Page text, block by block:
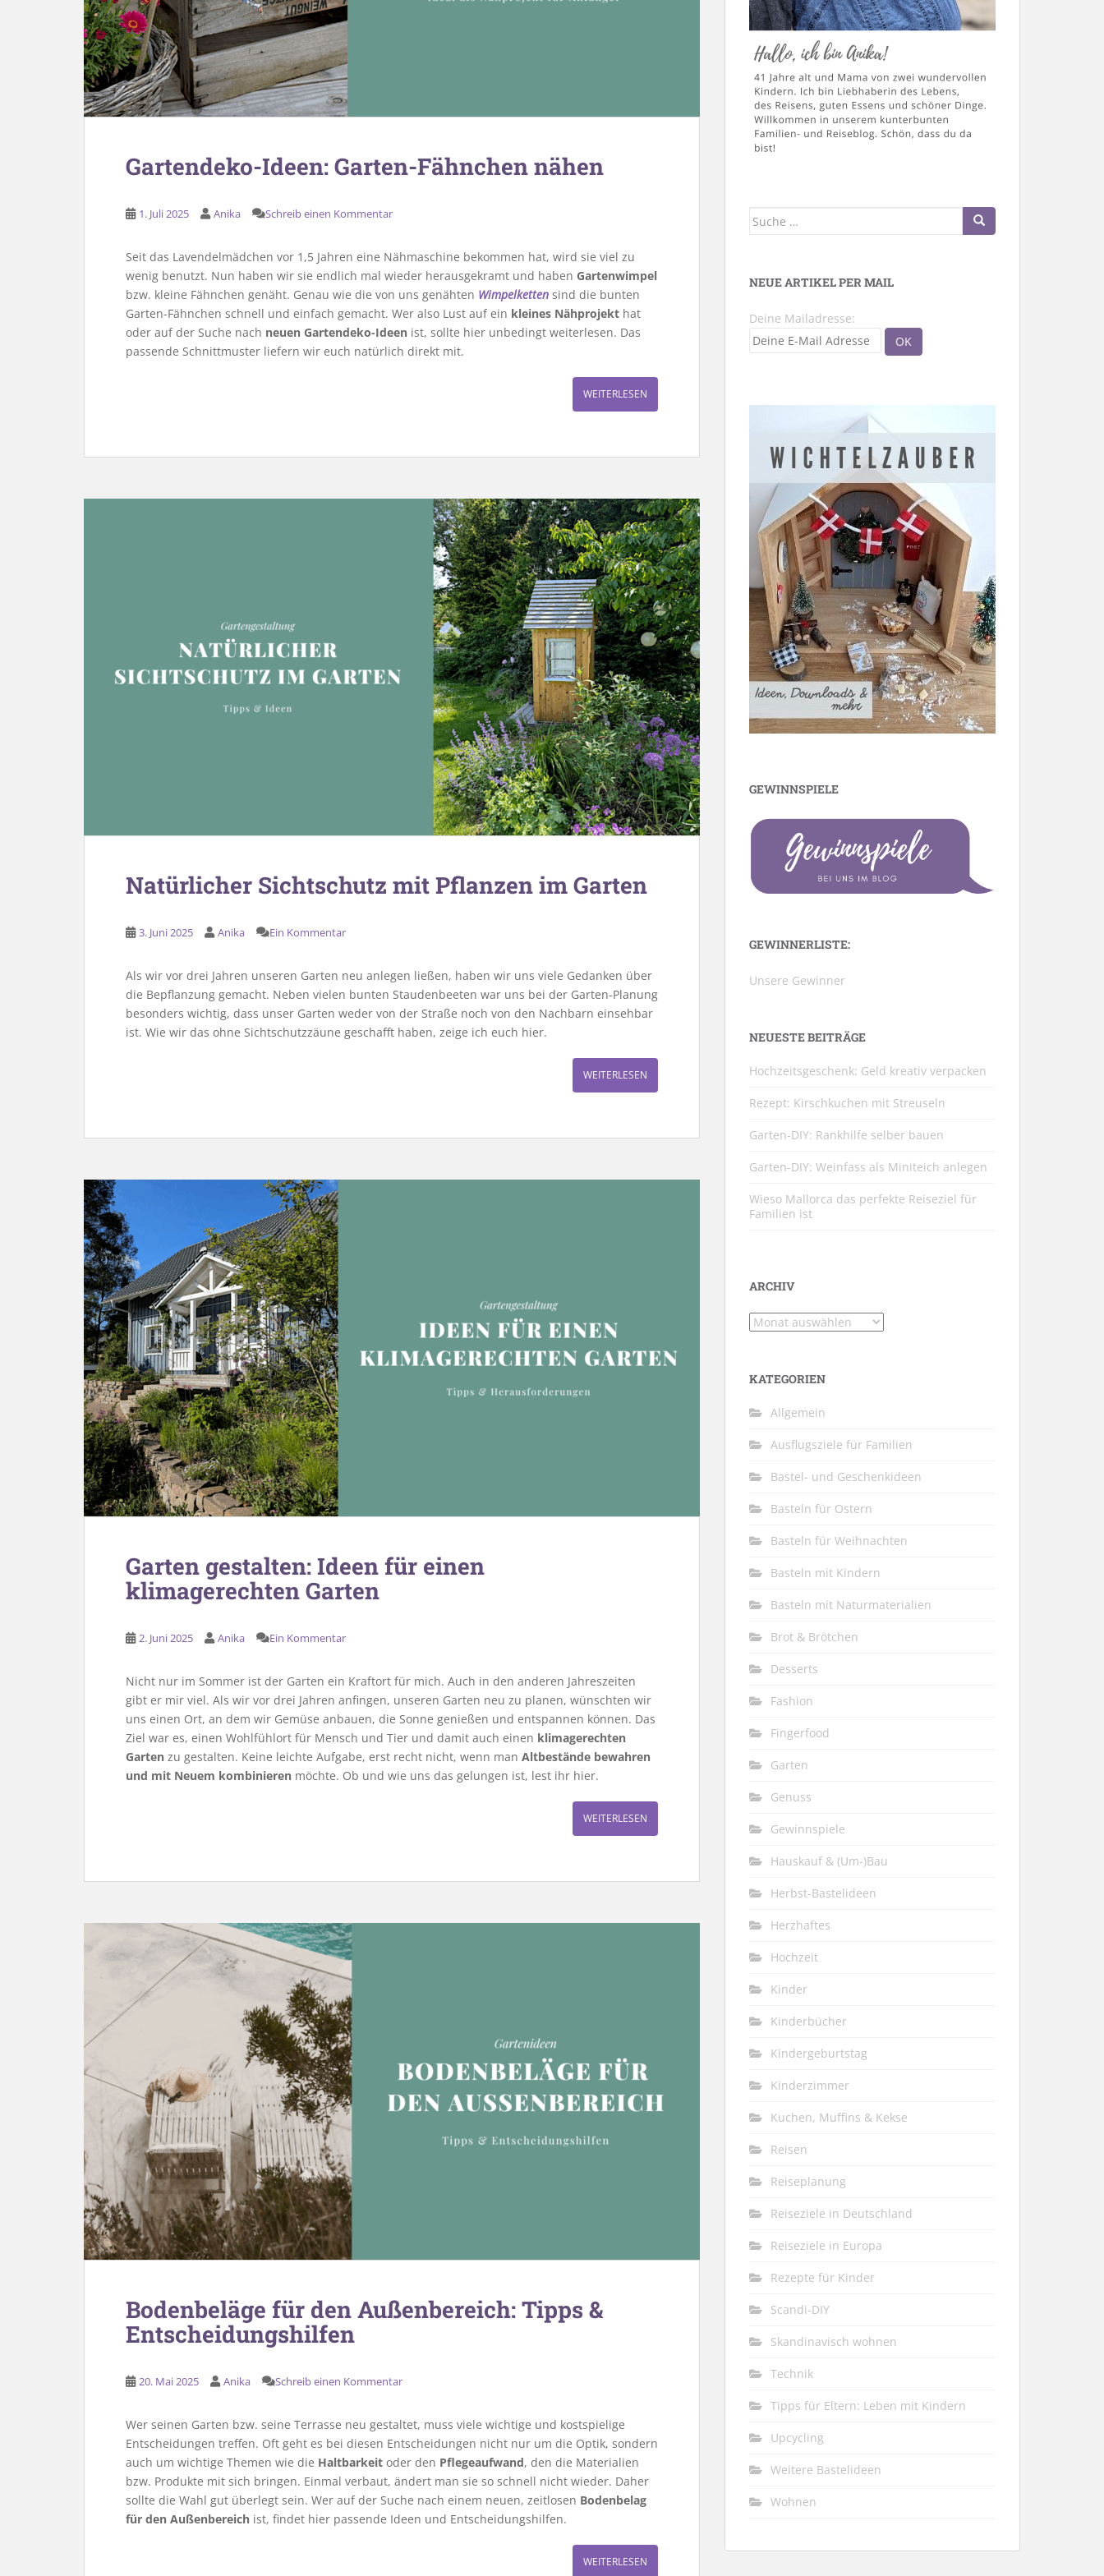
Gartendeko-Ideen: Garten-Fähnchen nähen
1. Juli 2025 Anika Schreib einen Kommentar
Seit das Lavendelmädchen vor 1,5 Jahren eine Nähmaschine bekommen hat, wird sie viel zu
wenig benutzt. Nun haben wir sie endlich mal wieder herausgekramt und haben Gartenwimpel
bzw. kleine Fähnchen genäht. Genau wie die von uns genähten Wimpelketten sind die bunten
Garten-Fähnchen schnell und einfach gemacht. Wer also Lust auf ein kleines Nähprojekt hat
oder auf der Suche nach neuen Gartendeko-Ideen ist, sollte hier unbedingt weiterlesen. Das
passende Schnittmuster liefern wir euch natürlich direkt mit.
WEITERLESEN
Natürlicher Sichtschutz mit Pflanzen im Garten
3. Juni 2025 Anika Ein Kommentar
Als wir vor drei Jahren unseren Garten neu anlegen ließen, haben wir uns viele Gedanken über
die Bepflanzung gemacht. Neben vielen bunten Staudenbeeten war uns bei der Garten-Planung
besonders wichtig, dass unser Garten weder von der Straße noch von den Nachbarn einsehbar
ist. Wie wir das ohne Sichtschutzzäune geschafft haben, zeige ich euch hier.
WEITERLESEN
Garten gestalten: Ideen für einen
klimagerechten Garten
2. Juni 2025 Anika Ein Kommentar
Nicht nur im Sommer ist der Garten ein Kraftort für mich. Auch in den anderen Jahreszeiten
gibt er mir viel. Als wir vor drei Jahren anfingen, unseren Garten neu zu planen, wünschten wir
uns einen Ort, an dem wir Gemüse anbauen, die Sonne genießen und entspannen können. Das
Ziel war es, einen Wohlfühlort für Mensch und Tier und damit auch einen klimagerechten
Garten zu gestalten. Keine leichte Aufgabe, erst recht nicht, wenn man Altbestände bewahren
und mit Neuem kombinieren möchte. Ob und wie uns das gelungen ist, lest ihr hier.
WEITERLESEN
Bodenbeläge für den Außenbereich: Tipps &
Entscheidungshilfen
20. Mai 2025 Anika Schreib einen Kommentar
Wer seinen Garten bzw. seine Terrasse neu gestaltet, muss viele wichtige und kostspielige
Entscheidungen treffen. Oft geht es bei diesen Entscheidungen nicht nur um die Optik, sondern
auch um wichtige Themen wie die Haltbarkeit oder den Pflegeaufwand, den die Materialien
bzw. Produkte mit sich bringen. Einmal verbaut, ändert man sie so schnell nicht wieder. Daher
sollte die Wahl gut überlegt sein. Wer auf der Suche nach einem neuen, zeitlosen Bodenbelag
für den Außenbereich ist, findet hier passende Ideen und Entscheidungshilfen.
WEITERLESEN
Suche
NEUE ARTIKEL PER MAIL
Deine Mailadresse:
GEWINNSPIELE
GEWINNERLISTE:
Unsere Gewinner
NEUESTE BEITRÄGE
Hochzeitsgeschenk: Geld kreativ verpacken
Rezept: Kirschkuchen mit Streuseln
Garten-DIY: Rankhilfe selber bauen
Garten-DIY: Weinfass als Miniteich anlegen
Wieso Mallorca das perfekte Reiseziel für
Familien ist
ARCHIV
Archiv
KATEGORIEN
Allgemein
Ausflugsziele für Familien
Bastel- und Geschenkideen
Basteln für Ostern
Basteln für Weihnachten
Basteln mit Kindern
Basteln mit Naturmaterialien
Brot & Brötchen
Desserts
Fashion
Fingerfood
Garten
Genuss
Gewinnspiele
Hauskauf & (Um-)Bau
Herbst-Bastelideen
Herzhaftes
Hochzeit
Kinder
Kinderbücher
Kindergeburtstag
Kinderzimmer
Kuchen, Muffins & Kekse
Reisen
Reiseplanung
Reiseziele in Deutschland
Reiseziele in Europa
Rezepte für Kinder
Scandi-DIY
Skandinavisch wohnen
Technik
Tipps für Eltern: Leben mit Kindern
Upcycling
Weitere Bastelideen
Wohnen